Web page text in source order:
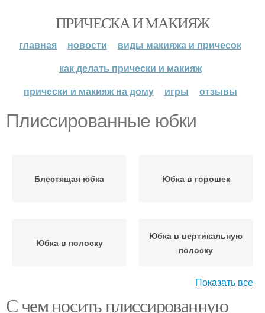
ПРИЧЕСКА И МАКИЯЖ
главная новости
виды макияжа и причесок
как делать прически и макияж
прически и макияж на дому
игры отзывы
Плиссированные юбки
Блестящая юбка Юбка в горошек
Юбка в полоску
Юбка в вертикальную
полоску
Юбка с запахом Юбки с запахом
Показать все
С чем носить плиссированную